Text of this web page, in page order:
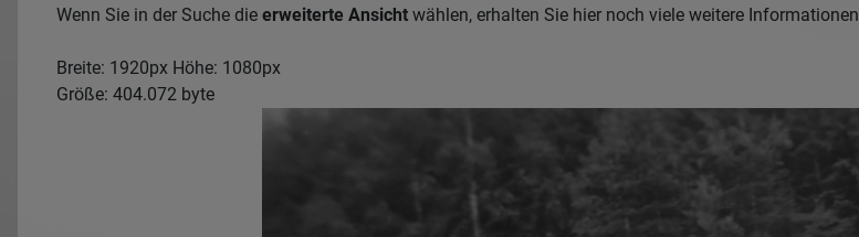
Wenn Sie in der Suche die erweiterte Ansicht wählen, erhalten Sie hier noch viele weitere Informationen
Breite: 1920px Höhe: 1080px
Größe: 404.072 byte